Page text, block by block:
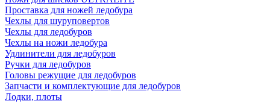
Проставка для ножей ледобура
Чехлы для шуруповертов
Чехлы для ледобуров
Чехлы на ножи ледобура
Удлинители для ледобуров
Ручки для ледобуров
Головы режущие для ледобуров
Запчасти и комплектующие для ледобуров
Лодки, плоты